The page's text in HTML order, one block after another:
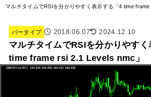
マルチタイムでRSIを分かりやすく表示する「4 time frame
バータイプ 2018.06.07 2024.12.10
マルチタイムでRSIを分かりやす
time frame rsi 2.1 Levels nmc」